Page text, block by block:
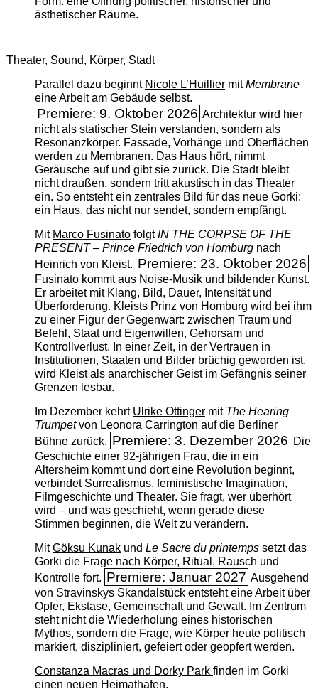
ästhetischer Räume.
Theater, Sound, Körper, Stadt
Parallel dazu beginnt Nicole L’Huilliermit ­Membrane
eine Arbeit am Gebäude selbst.
Premiere: 9. Oktober 2026 Architektur wird hier
nicht als statischer Stein verstanden, sondern als
Resonanzkörper. Fassade, Vorhänge und Oberflächen
werden zu Membranen. Das Haus hört, nimmt
Geräusche auf und gibt sie zurück. Die Stadt bleibt
nicht draußen, sondern tritt akustisch in das Theater
ein. So entsteht ein zentrales Bild für das neue Gorki:
ein Haus, das nicht nur sendet, sondern empfängt.
Mit Marco FusinatofolgtIN THE CORPSE OF THE
PRESENT – Prince Friedrich von Homburgnach
Heinrich von Kleist. Premiere: 23. Oktober 2026
Fusinato kommt aus Noise-Musik und bildender Kunst.
Er arbeitet mit Klang, Bild, Dauer, Intensität und
Überforderung. Kleists Prinz von Homburg wird bei ihm
zu einer Figur der Gegenwart: zwischen Traum und
Befehl, Staat und Eigenwillen, Gehorsam und
Kontrollverlust. In einer Zeit, in der Vertrauen in
Institutionen, Staaten und Bilder brüchig geworden ist,
wird Kleist als anarchischer Geist im Gefängnis seiner
Grenzen lesbar.
Im Dezember kehrt Ulrike Ottingermit The ­Hearing
Trumpetvon Leonora Carrington auf die Berliner
Bühne zurück. Premiere: 3. Dezember 2026 Die
Geschichte einer 92-jährigen Frau, die in ein
Altersheim kommt und dort eine Revolution beginnt,
verbindet Surrealismus, feministische Imagination,
Filmgeschichte und Theater. Sie fragt, wer überhört
wird – und was geschieht, wenn gerade diese
Stimmen beginnen, die Welt zu verändern.
MitGöksu Kunakund Le Sacre du printempssetzt das
Gorki die Frage nach Körper, Ritual, Rausch und
Kontrolle fort. Premiere: Januar 2027 Ausgehend
von Stravinskys Skandalstück entsteht eine Arbeit über
Opfer, Ekstase, Gemeinschaft und Gewalt. Im Zentrum
steht nicht die Wiederholung eines historischen
Mythos, sondern die Frage, wie Körper heute politisch
markiert, diszipliniert, gefeiert oder geopfert werden.
Constanza Macras und Dorky Park finden im Gorki
einen neuen Heimathafen.